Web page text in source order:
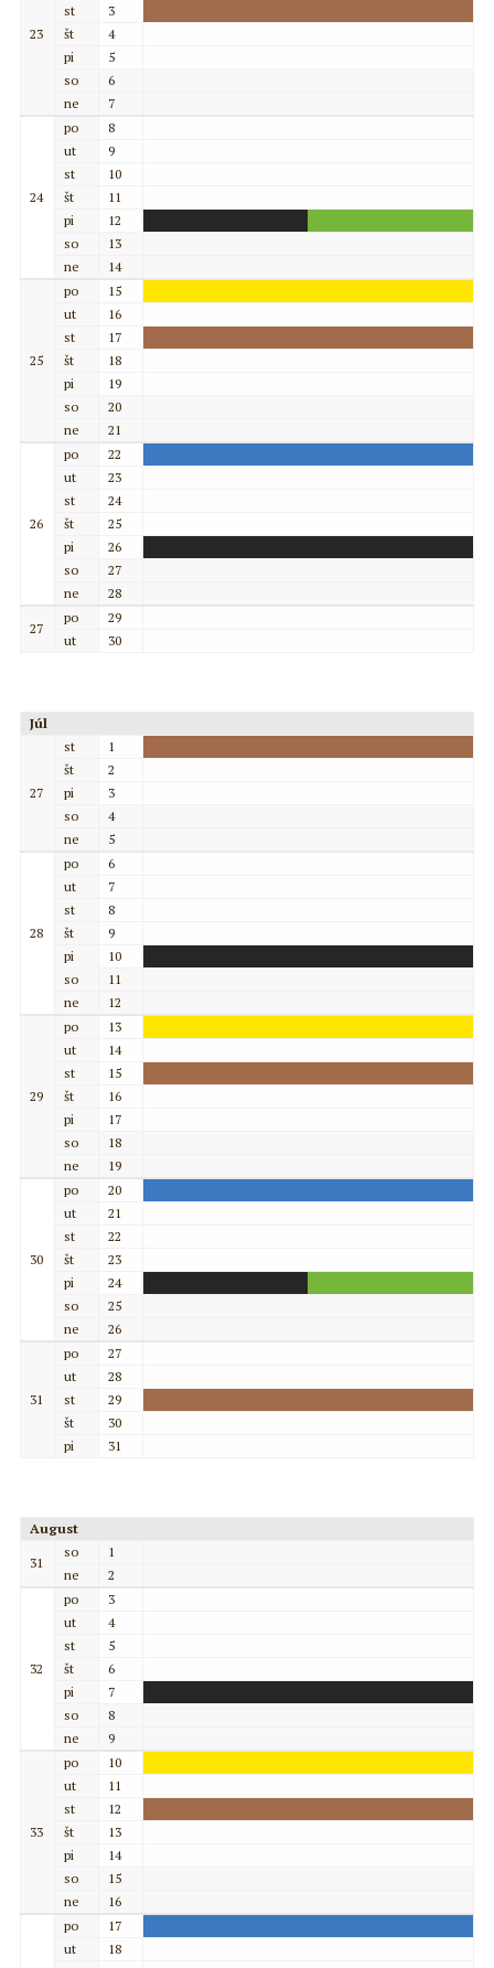
23
st
3
št
4
pi
5
so
6
ne
7
24
po
8
ut
9
st
10
št
11
pi
12
so
13
ne
14
25
po
15
ut
16
st
17
št
18
pi
19
so
20
ne
21
26
po
22
ut
23
st
24
št
25
pi
26
so
27
ne
28
27
po
29
ut
30
Júl
27
st
1
št
2
pi
3
so
4
ne
5
28
po
6
ut
7
st
8
št
9
pi
10
so
11
ne
12
29
po
13
ut
14
st
15
št
16
pi
17
so
18
ne
19
30
po
20
ut
21
st
22
št
23
pi
24
so
25
ne
26
31
po
27
ut
28
st
29
št
30
pi
31
August
31
so
1
ne
2
32
po
3
ut
4
st
5
št
6
pi
7
so
8
ne
9
33
po
10
ut
11
st
12
št
13
pi
14
so
15
ne
16
po
17
ut
18